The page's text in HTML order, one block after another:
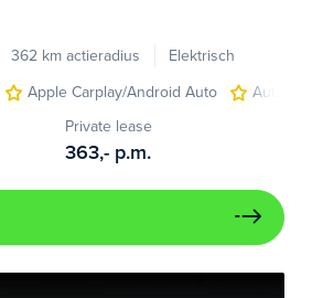
362 km actieradius
Elektrisch
Apple Carplay/Android Auto
Private lease
363,- p.m.